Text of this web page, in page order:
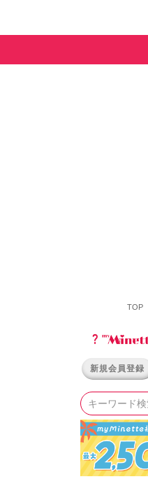
TOP
新規会員登録